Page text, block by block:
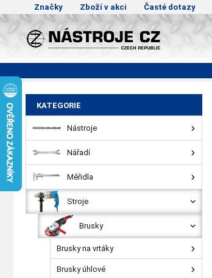
Značky Zboží v akci Časté dotazy
KATEGORIE
Nástroje
Nářadí
Měřidla
Stroje
Brusky
Brusky na vrtáky
Brusky úhlové